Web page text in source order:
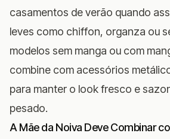
casamentos de verão quando
leves como chiffon, organza ou
modelos sem manga ou com
combine com acessórios
para manter o look fresco e
pesado.
A Mãe da Noiva Deve Combinar